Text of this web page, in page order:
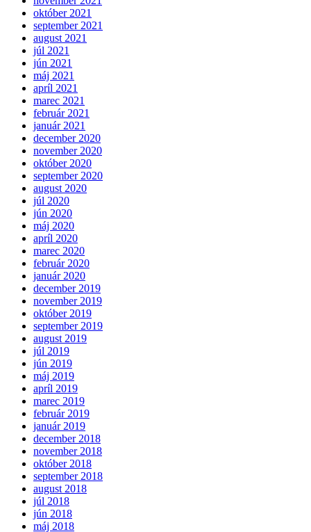
október 2021
september 2021
august 2021
júl 2021
jún 2021
máj 2021
apríl 2021
marec 2021
február 2021
január 2021
december 2020
november 2020
október 2020
september 2020
august 2020
júl 2020
jún 2020
máj 2020
apríl 2020
marec 2020
február 2020
január 2020
december 2019
november 2019
október 2019
september 2019
august 2019
júl 2019
jún 2019
máj 2019
apríl 2019
marec 2019
február 2019
január 2019
december 2018
november 2018
október 2018
september 2018
august 2018
júl 2018
jún 2018
máj 2018